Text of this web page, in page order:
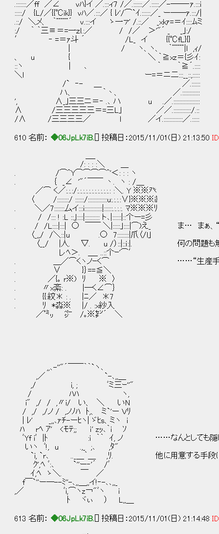
.:::::::／ff ／∠ vﾊ}イ ／.:::ィ7 /／.::::::／.:::::／-──‐ｧ.:::i
:::::/ {L/／{{℃ik}} vﾊ／.:::／ { ﾚ'/⌒`ｲ.::::::／_ ー──ｧ.:::/|
.::/ ＼メ、 ｀¨¨¨´ ｖ.:::イ ゝ一ァ' /.::／ _xkｧ=＝ｲ::::ﾑミ
:/ ｀ ｀三≡＝=一ｚl.:／ / /／ ＞'"´ _ _｣:/
′ ‐ =＝ｧ斗 ´ /L_ イ {{℃fL}{}
| / ヽ、ヽ、 ｀¨¨¨|l ,ｨ/
、 u { ＼ ｀≧xz＝{彡ｲ:
::ヽ | ､ ｀ ｀≧´.:::: 茶色いもの
＼l ー=＝ニ二:::__::,:::::
/` ‐- ＿ ／.::::::
ハ、 ｀丶、 ／.::::::::::::
', ∧_｣三三ニ＝‐ .､ ハ u .／.::::::::::::::::::
∧ /三三三三三＝=三L｣ ／／.::::::::::::/.::
/∧ /三三三三／ l ／イ.:::::::::::::／.:::::
610 名前： ◆06JpLk7iB. [] 投稿日：2015/11/01(日) 21:13:50
/: : : :＼ ＿
. /⌒^Y⌒⌒⌒⌒^'＜: : : ヽ
. ｛ _∠ '"´￣￣ 丶. ヽ : /＿
／⌒ く／:.:.:/:.:.:.:.:.:.:.:.:.:.:.: :＼. Y ※※癶
〈 /::::::::/ ::::::/:::::::::::::u:.:.:.:∨}※※※i}
. ＼／7:::::::厶イ:::i::::::::::::|::::::.:.:.:. ﾏ※※※ﾘ
/ /::: ! :L ::｣::::|:::::::::: ト､|::::::|::个ー=彡
. / /L::::|:::| ○ ￣￣ ＼|:::::｣::::|⌒)え_ ま… まぁ、“
〈_,,/ /＼::|u .○ 7::::::::|爪〈/l｣
〈__/ |人. ▽. u /）::|::ｉ:|. 何の問題も無
レﾍ＞. ＿_ ..::个ｰ'⌒′
. ＿／⌒くヽノｰく⌒ ……“生産手段
. ∨ }｝==≦＼
. ／{｡ r※) ﾘ ※ 〉
. 〃x紊: . |─く∠⌒｝
. {{:紋＊ : . |ﾆ／ ＊7
. ﾘ *淼※ |/ . :x紗入
／ﾟ㍉ ㌻ /｡※㌢´ ＼
,,､-''"´￣￣｀｀`ヽ､
,／ `-､,,＿
,/ i, ; ﾞミ三ｰ''"
/ ﾊﾊ ヽ,
i" ,/ / ,〃i/ い、 ＼ いN
/ ,/ ,/ノ / ,ノﾉﾊ ﾄ,、 ミ`'ー Ｖﾘ
| ﾚ' _,,､ｧﾁ-ーﾋヽ| ゞﾋs、ミヽ i
ﾊ rﾍ ｱ' <ﾓﾃ;; ｉ' zｯ､｀i ｿ
ﾞYf iﾞ |ﾄ :i ｀｀ ｲ, ノ ……なんとしても隠し通
いヽ ﾞ!, u .,_ ;､ ,ﾀ"
`i, `r､ .._＿｀＿ ,ﾘ. 他に用意する手段は無
ｸ',ﾍ ﾞ:､ `''ー‐'´ /ﾞ
ｲ,ﾍ ゝ＼. ￣ ／
f￣`''ー─--ﾐ''-､,,＿,,イ!‐-､､,,_
,／ ﾞi,⌒ヽz￢"ﾞヽ i
ﾄ ヾぃ ） L,,＿
613 名前： ◆06JpLk7iB. [] 投稿日：2015/11/01(日) 21:14:48